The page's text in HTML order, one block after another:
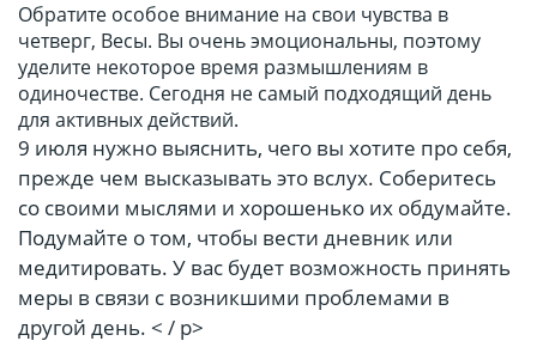
Обратите особое внимание на свои чувства в
четверг, Весы. Вы очень эмоциональны, поэтому
уделите некоторое время размышлениям в
одиночестве. Сегодня не самый подходящий день
для активных действий.
9 июля нужно выяснить, чего вы хотите про себя,
прежде чем высказывать это вслух. Соберитесь
со своими мыслями и хорошенько их обдумайте.
Подумайте о том, чтобы вести дневник или
медитировать. У вас будет возможность принять
меры в связи с возникшими проблемами в
другой день. < / p>